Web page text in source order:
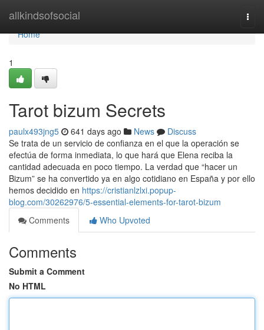
allkindsofsocial
Home
Home
1
Tarot bizum Secrets
paulx493jng5 641 days ago News
Discuss
Se trata de un servicio de confianza en el que la operación se
efectúa de forma inmediata, lo que hará que Elena reciba la
cantidad adecuada en poco tiempo. La verdad que “hacer un
Bizum” se ha convertido ya en algo cotidiano en España y por ello
hemos decidido en https://cristianlzlxi.popup-
blog.com/30262976/5-essential-elements-for-tarot-bizum
Comments
Who Upvoted
Comments
Submit a Comment
No HTML